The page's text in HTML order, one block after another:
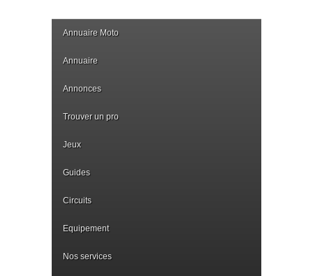
Annuaire Moto
Annuaire
Annonces
Trouver un pro
Jeux
Guides
Circuits
Equipement
Nos services